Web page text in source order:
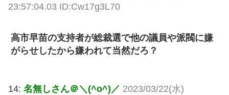
23:57:04.03 ID:Cw17g3L70
高市早苗の支持者が総裁選で他の議員や派閥に嫌
がらせしたから嫌われて当然だろ？
14: 名無しさん＠＼(^o^)／ 2023/03/22(水)